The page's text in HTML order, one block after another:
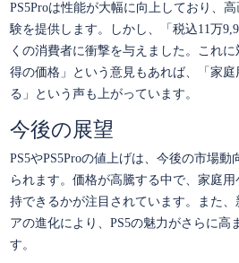
PS5Proは性能が大幅に向上しており、
験を提供します。しかし、「税込11万
くの消費者に衝撃を与えました。これ
得の価格」という意見もあれば、「家
る」という声も上がっています。
今後の展望
PS5やPS5Proの値上げは、今後の市場動
られます。価格が高騰する中で、家庭
持できるかが注目されています。また
アの進化により、PS5の魅力がさらに高
す。